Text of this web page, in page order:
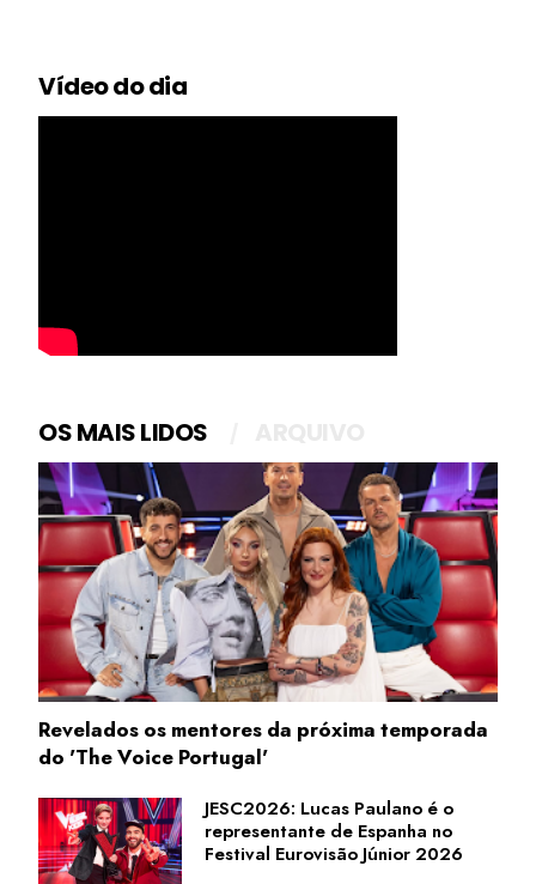
Vídeo do dia
OS MAIS LIDOS
Revelados os mentores da próxima temporada
do 'The Voice Portugal'
JESC2026: Lucas Paulano é o
representante de Espanha no
Festival Eurovisão Júnior 2026